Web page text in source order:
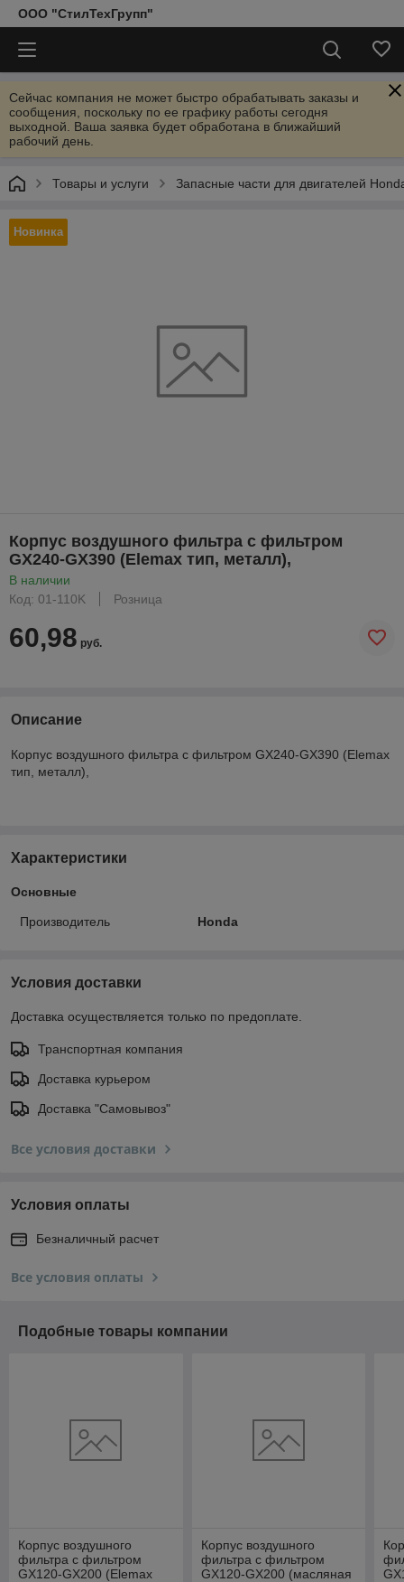
ООО "СтилТехГрупп"
Сейчас компания не может быстро обрабатывать заказы и
сообщения, поскольку по ее графику работы сегодня
выходной. Ваша заявка будет обработана в ближайший
рабочий день.
Товары и услуги Запасные части для двигателей
Новинка
Корпус воздушного фильтра с фильтром
GX240-GX390 (Elemax тип, металл),
В наличии
Код: 01-110K
Розница
60,98 руб.
Описание
Корпус воздушного фильтра с фильтром GX240-GX390 (Elemax
тип, металл),
Характеристики
Основные
Производитель Honda
Условия доставки
Доставка осуществляется только по предоплате.
Транспортная компания
Доставка курьером
Доставка "Самовывоз"
Все условия доставки
Условия оплаты
Безналичный расчет
Все условия оплаты
Подобные товары компании
Корпус воздушного
фильтра с фильтром
GX120-GX200 (Elemax
Корпус воздушного
фильтра с фильтром
GX120-GX200 (масляная